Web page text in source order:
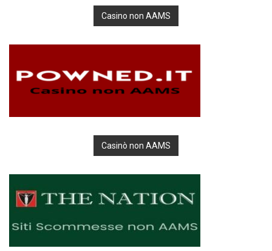
Casino non AAMS
Casinò non AAMS